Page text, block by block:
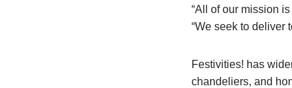
“All of our mission
“We seek to deliver
Festivities! has
chandeliers, and